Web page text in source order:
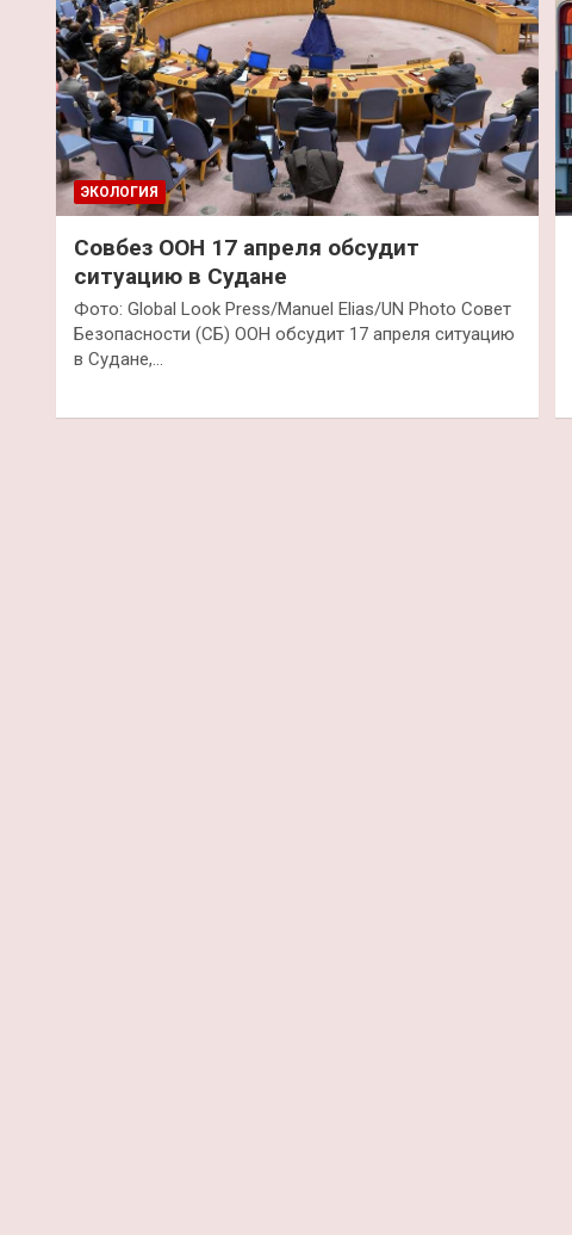
ЭКОЛОГИЯ
Совбез ООН 17 апреля обсудит
ситуацию в Судане
Фото: Global Look Press/Manuel Elias/UN Photo Совет
Безопасности (СБ) ООН обсудит 17 апреля ситуацию
в Судане,…